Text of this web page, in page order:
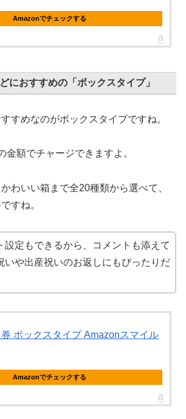
Amazonでチェックする
におすすめの「ボックスタイプ」
すめなのがボックスタイプですね。
金額でチャージできますよ。
わいい箱まで全20種類から選べて、
すね。
設定もできるから、コメントも添えて
いや出産祝いのお返しにもぴったりだ
ボックスタイプ Amazonスマイル
Amazonでチェックする